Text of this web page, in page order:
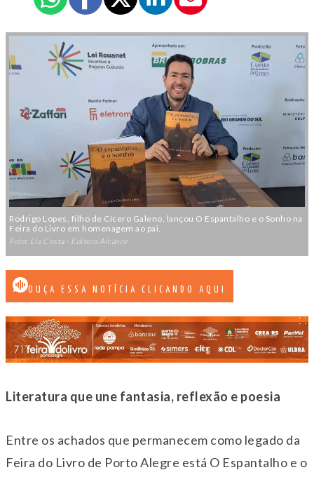
Rodrigo Lopes, filho de Cícero Galeno, lançou O Espantalho e o Sonho na
Feira do Livro em homenagem ao pai.
Foto: Lia Costa - Editora Alcance
OUÇA ESSA NOTÍCIA CLICANDO AQUI
Literatura que une fantasia, reflexão e poesia
Entre os achados que permanecem como legado da
Feira do Livro de Porto Alegre está O Espantalho e o